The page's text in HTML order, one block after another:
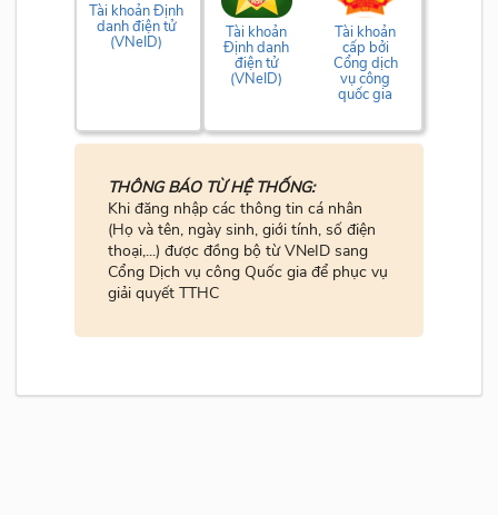
Tài khoản Định
danh điện tử
(VNeID) Tài khoản
Định danh
điện tử
(VNeID)
Tài khoản
cấp bởi
Cổng dịch
vụ công
quốc gia
THÔNG BÁO TỪ HỆ THỐNG:
Khi đăng nhập các thông tin cá nhân
(Họ và tên, ngày sinh, giới tính, số điện
thoại,...) được đồng bộ từ VNeID sang
Cổng Dịch vụ công Quốc gia để phục vụ
giải quyết TTHC